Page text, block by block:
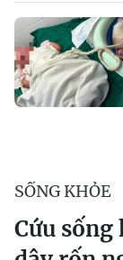
SỐNG KHỎE
Cứu sống